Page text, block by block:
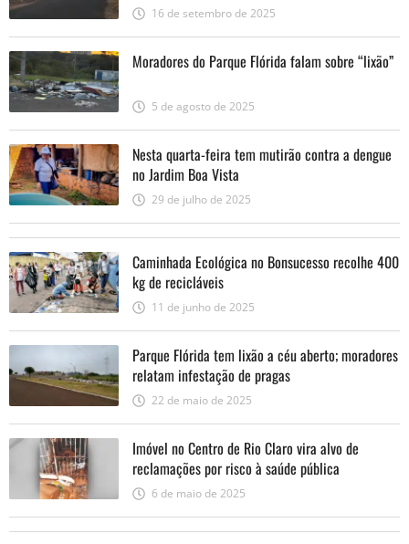
16 de setembro de 2025
Moradores do Parque Flórida falam sobre “lixão”
5 de agosto de 2025
Nesta quarta-feira tem mutirão contra a dengue
no Jardim Boa Vista
29 de julho de 2025
Caminhada Ecológica no Bonsucesso recolhe 400
kg de recicláveis
11 de junho de 2025
Parque Flórida tem lixão a céu aberto; moradores
relatam infestação de pragas
22 de maio de 2025
Imóvel no Centro de Rio Claro vira alvo de
reclamações por risco à saúde pública
6 de maio de 2025